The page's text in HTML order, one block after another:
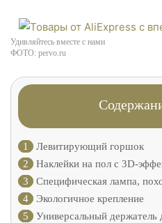
Удивляйтесь вместе с нами
ФОТО: pervo.ru
1
Левитирующий горшок
2
Наклейки на пол с 3D-
3
Специфическая лампа,
4
Экологичное крепление
5
Универсальный держатель